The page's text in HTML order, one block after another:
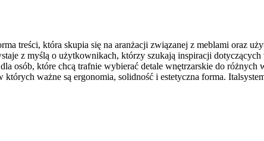
treści, która skupia się na aranżacji związanej z meblami oraz
z myślą o użytkownikach, którzy szukają inspiracji
osób, które chcą trafnie wybierać detale wnętrzarskie do
ważne są ergonomia, solidność i estetyczna forma.